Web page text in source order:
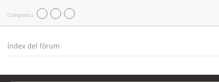
Compartiu
Índex del fòrum